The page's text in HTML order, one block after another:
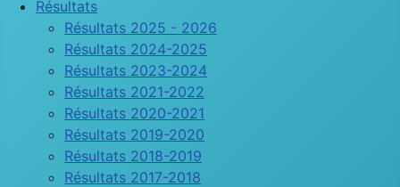
Résultats
Résultats 2025 - 2026
Résultats 2024-2025
Résultats 2023-2024
Résultats 2021-2022
Résultats 2020-2021
Résultats 2019-2020
Résultats 2018-2019
Résultats 2017-2018